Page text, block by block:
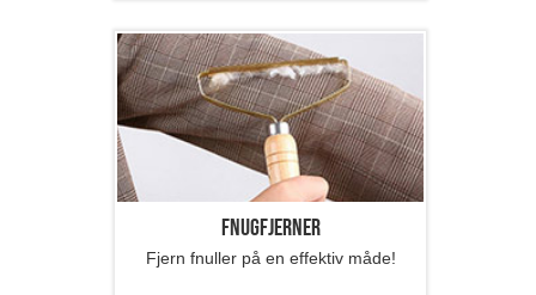
Fnugfjerner
Fjern fnuller på en effektiv måde!